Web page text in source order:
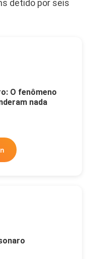
detido por seis
Acima De
O fenômeno
nada